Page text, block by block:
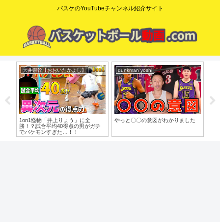
バスケのYouTubeチャンネル紹介サイト
大井崇幹【おおいたかよし】
1on1怪物「井上りょう」に全
勝！？試合平均40得点の男がガチ
でバケモンすぎた…！！
dunkman yoshi
やっと〇〇の意図がわかりました